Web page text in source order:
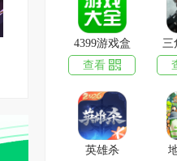
4399游戏盒
查看
三
英雄杀蛋仔派对